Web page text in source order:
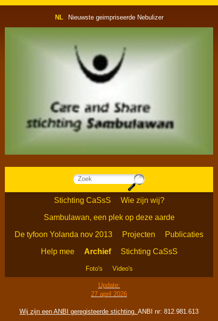
NL Nieuwste geimpriseerde Nebulizer
Stichting CaSsS Wie zijn wij?
Sambulawan, een plek op deze aarde
De tyfoon Yolanda nov 2013 Projecten Publicaties
Help mee Archief Stichting CaSsS
Foto's Video's
Update:
27 april 2026
Wij zijn een ANBI geregisteerde stichting. ANBI nr: 812.981.613